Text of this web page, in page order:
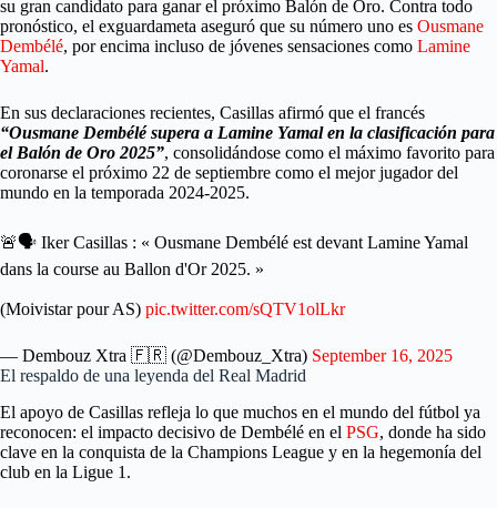
su gran candidato para ganar el próximo Balón de Oro. Contra todo
pronóstico, el exguardameta aseguró que su número uno es Ousmane
Dembélé, por encima incluso de jóvenes sensaciones como Lamine
Yamal.
En sus declaraciones recientes, Casillas afirmó que el francés
“Ousmane Dembélé supera a Lamine Yamal en la clasificación para
el Balón de Oro 2025”, consolidándose como el máximo favorito para
coronarse el próximo 22 de septiembre como el mejor jugador del
mundo en la temporada 2024-2025.
🚨🗣️ Iker Casillas : « Ousmane Dembélé est devant Lamine Yamal
dans la course au Ballon d'Or 2025. »
(Moivistar pour AS) pic.twitter.com/sQTV1olLkr
— Dembouz Xtra 🇫🇷 (@Dembouz_Xtra) September 16, 2025
El respaldo de una leyenda del Real Madrid
El apoyo de Casillas refleja lo que muchos en el mundo del fútbol ya
reconocen: el impacto decisivo de Dembélé en el PSG, donde ha sido
clave en la conquista de la Champions League y en la hegemonía del
club en la Ligue 1.